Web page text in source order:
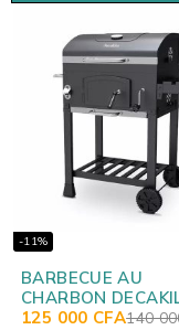
-11%
BARBECUE AU
CHARBON
KMCC008B
140
125 000 CFA